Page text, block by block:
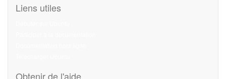
Liens utiles
Obtenir de l'aide